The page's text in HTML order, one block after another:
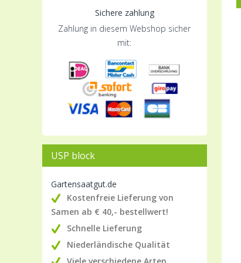
Sichere zahlung
Zahlung in diesem Webshop sicher
mit:
USP block
Gartensaatgut.de
Kostenfreie Lieferung von
Samen ab € 40,- bestellwert!
Schnelle Lieferung
Niederländische Qualität